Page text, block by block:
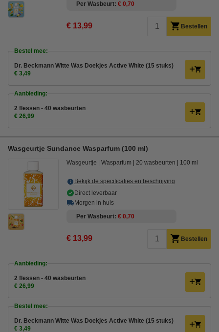
Per Wasbeurt € 0,70
€ 13,99 Bestellen
Bestel mee:
Dr. Beckmann Witte Was Doekjes Active White (15 stuks)
€ 3,49
Aanbieding:
2 flessen - 40 wasbeurten
€ 26,99
Wasgeurtje Sundance Wasparfum (100 ml)
Wasgeurtje Wasparfum 20 wasbeurten 100 ml
Bekijk de specificaties en beschrijving
Direct leverbaar
Morgen in huis
Per Wasbeurt € 0,70
€ 13,99 Bestellen
Aanbieding:
2 flessen - 40 wasbeurten
€ 26,99
Bestel mee:
Dr. Beckmann Witte Was Doekjes Active White (15 stuks)
€ 3,49